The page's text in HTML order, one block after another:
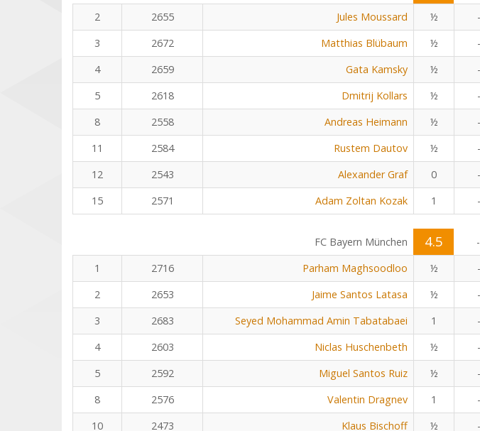
2
2655 Jules Moussard ½ -
3
2672 Matthias Blübaum ½ -
4
2659 Gata Kamsky ½ -
5
2618 Dmitrij Kollars ½ -
8
2558 Andreas Heimann ½ -
11
2584 Rustem Dautov ½ -
12
2543 Alexander Graf 0 -
15
2571 Adam Zoltan Kozak 1 -
FC Bayern München 4.5 -
1
2716 Parham Maghsoodloo ½ -
2
2653 Jaime Santos Latasa ½ -
3
2683 Seyed Mohammad Amin Tabatabaei 1 -
4
2603 Niclas Huschenbeth ½ -
5
2592 Miguel Santos Ruiz ½ -
8
2576 Valentin Dragnev 1 -
10
2473 Klaus Bischoff ½ -